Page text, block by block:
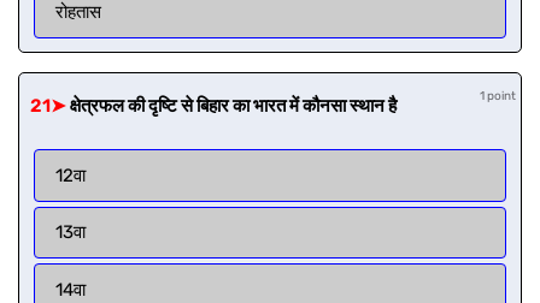
रोहतास
21➤क्षेत्रफल की दृष्टि से बिहार का भारत में कौनसा स्थान है 1 point
12वा
13वा
14वा